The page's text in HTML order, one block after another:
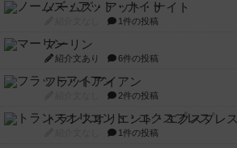
ノームズ・アット・ナイト
1件の投稿
マーリン
紹介文あり 6件の投稿
フラットアイアン
2件の投稿
トランスオリエント・エクスプレス
1件の投稿